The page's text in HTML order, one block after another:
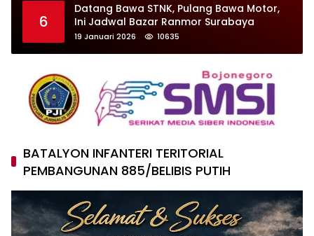
6
Datang Bawa STNK, Pulang Bawa Motor,
Ini Jadwal Bazar Ranmor Surabaya
19 Januari 2026 10635
BATALYON INFANTERI TERITORIAL
PEMBANGUNAN 885/BELIBIS PUTIH